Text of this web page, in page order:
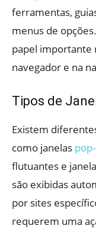
ferramentas,
menus de
papel importante
navegador e na
Tipos de
Existem
como janelas
flutuantes e
são exibidas
por sites
requerem uma